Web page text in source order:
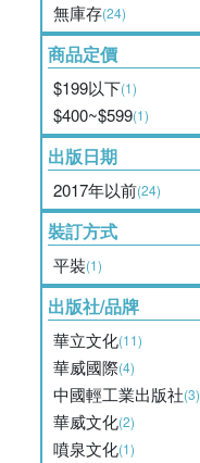
無庫存(24)
商品定價
$199以下(1)
$400~$599(1)
出版日期
2017年以前(24)
裝訂方式
平裝(1)
出版社/品牌
華立文化(11)
華威國際(4)
中國輕工業出版社(3)
華威文化(2)
噴泉文化(1)